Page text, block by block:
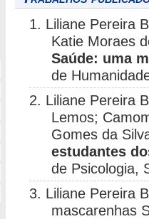
1. Liliane Pereira
Katie Moraes
Saúde: uma
de
2. Liliane Pereira
Lemos;
Gomes da
estudantes
de Psicologia,
3. Liliane Pereira
mascarenhas